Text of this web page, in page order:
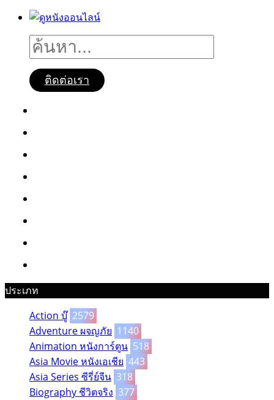
ติดต่อเรา
ประเภท
Action บู๊ 2579
Adventure ผจญภัย 1140
Animation หนังการ์ตูน 518
Asia Movie หนังเอเชีย 443
Asia Series ซีรี่ย์จีน 318
Biography ชีวิตจริง 377